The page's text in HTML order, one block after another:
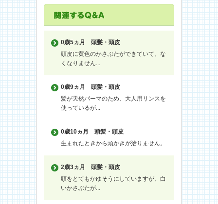
0歳5ヵ月
頭髪・頭皮
頭皮に黄色のかさぶたができていて、な
くなりません...
0歳9ヵ月
頭髪・頭皮
髪が天然パーマのため、大人用リンスを
使っているが...
0歳10ヵ月
頭髪・頭皮
生まれたときから頭かきが治りません。
2歳3ヵ月
頭髪・頭皮
頭をとてもかゆそうにしていますが、白
いかさぶたが...